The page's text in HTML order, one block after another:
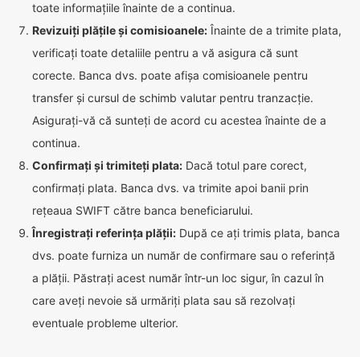
toate informațiile înainte de a continua.
Revizuiți plățile și comisioanele: Înainte de a trimite plata,
verificați toate detaliile pentru a vă asigura că sunt
corecte. Banca dvs. poate afișa comisioanele pentru
transfer și cursul de schimb valutar pentru tranzacție.
Asigurați-vă că sunteți de acord cu acestea înainte de a
continua.
Confirmați și trimiteți plata: Dacă totul pare corect,
confirmați plata. Banca dvs. va trimite apoi banii prin
rețeaua SWIFT către banca beneficiarului.
Înregistrați referința plății: După ce ați trimis plata, banca
dvs. poate furniza un număr de confirmare sau o referință
a plății. Păstrați acest număr într-un loc sigur, în cazul în
care aveți nevoie să urmăriți plata sau să rezolvați
eventuale probleme ulterior.